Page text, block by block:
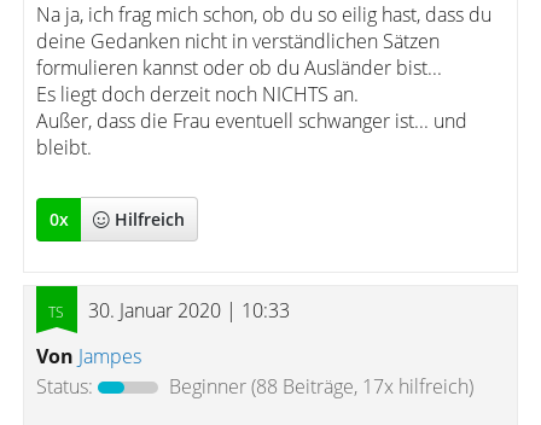
Na ja, ich frag mich schon, ob du so eilig hast, dass du
deine Gedanken nicht in verständlichen Sätzen
formulieren kannst oder ob du Ausländer bist...
Es liegt doch derzeit noch NICHTS an.
Außer, dass die Frau eventuell schwanger ist... und
bleibt.
0x Hilfreich
30. Januar 2020 | 10:33
Von Jampes
Status:
Beginner(88 Beiträge, 17x hilfreich)